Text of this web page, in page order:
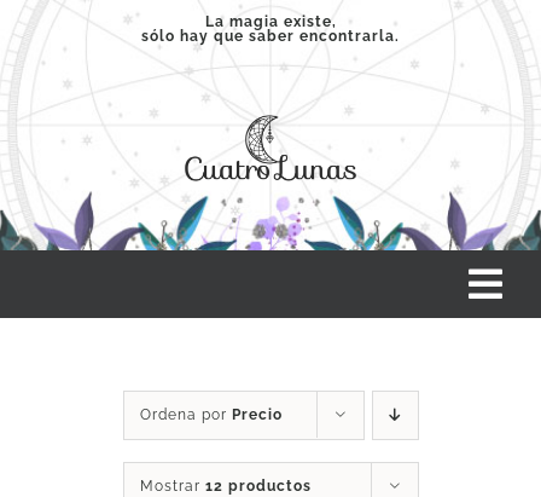
Saltar
contenido
La magia existe,
sólo hay que saber encontrarla.
SERVICIOS
Ordena por Precio
Mostrar 12 productos